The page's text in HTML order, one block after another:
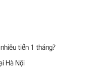
tiền 1 tháng?
Hà Nội